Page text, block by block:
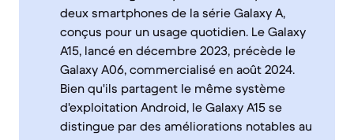
deux smartphones de la série Galaxy A,
conçus pour un usage quotidien. Le Galaxy
A15, lancé en décembre 2023, précède le
Galaxy A06, commercialisé en août 2024.
Bien qu'ils partagent le même système
d'exploitation Android, le Galaxy A15 se
distingue par des améliorations notables au